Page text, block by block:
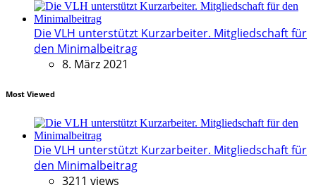
Die VLH unterstützt Kurzarbeiter. Mitgliedschaft für
den Minimalbeitrag
8. März 2021
Most Viewed
Die VLH unterstützt Kurzarbeiter. Mitgliedschaft für
den Minimalbeitrag
3211 views